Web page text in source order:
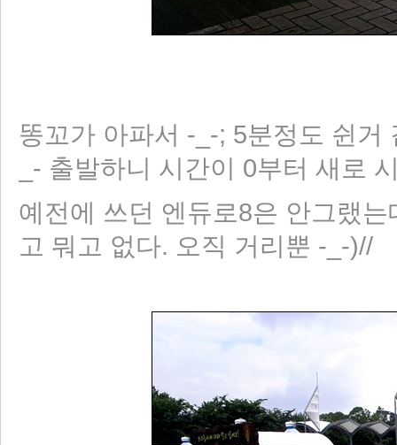
똥꼬가 아파서 -_-; 5분정도 쉰
_- 출발하니 시간이 0부터 새로
예전에 쓰던 엔듀로8은 안그랬
고 뭐고 없다. 오직 거리뿐 -_-)//